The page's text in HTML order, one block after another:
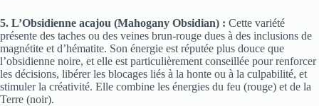
5. L’Obsidienne acajou (Mahogany Obsidian) : Cette variété
présente des taches ou des veines brun-rouge dues à des inclusions de
magnétite et d’hématite. Son énergie est réputée plus douce que
l’obsidienne noire, et elle est particulièrement conseillée pour renforcer
les décisions, libérer les blocages liés à la honte ou à la culpabilité, et
stimuler la créativité. Elle combine les énergies du feu (rouge) et de la
Terre (noir).